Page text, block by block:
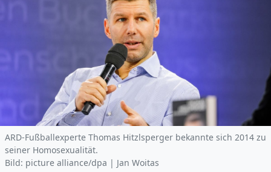
ARD-Fußballexperte Thomas Hitzlsperger bekannte sich 2014 zu
seiner Homosexualität.
Bild: picture alliance/dpa | Jan Woitas